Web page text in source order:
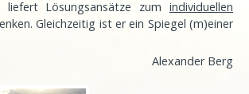
liefert Lösungsansätze zum individuellen
Gleichzeitig ist er ein Spiegel (m)einer
Alexander Berg